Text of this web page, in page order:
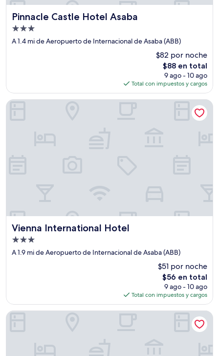
Pinnacle Castle Hotel Asaba
Pinnacle Castle Hotel Asaba
Propiedad
de
A 1.4 mi de Aeropuerto de Internacional de Asaba (ABB)
$82 por noche
El
precio
actual
es
de
$88 en total
9 ago - 10 ago
Total con impuestos y cargos
Vienna International Hotel
Vienna International Hotel
Propiedad
de
A 1.9 mi de Aeropuerto de Internacional de Asaba (ABB)
$51 por noche
El
precio
actual
es
de
$56 en total
9 ago - 10 ago
Total con impuestos y cargos
Vienna International Hotel
Louis Louvre Hotel